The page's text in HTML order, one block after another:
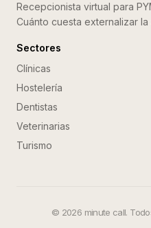
Recepcionista virtual para
Cuánto cuesta externalizar
Sectores
Clínicas
Hostelería
Dentistas
Veterinarias
Turismo
© 2026 minute call.